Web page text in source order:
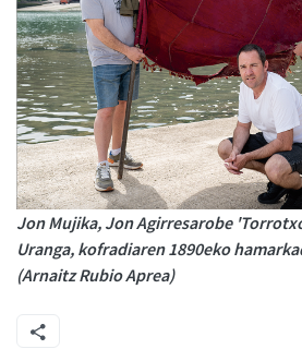
Jon Mujika, Jon Agirresarobe
Uranga, kofradiaren 1890eko
(Arnaitz Rubio Aprea)